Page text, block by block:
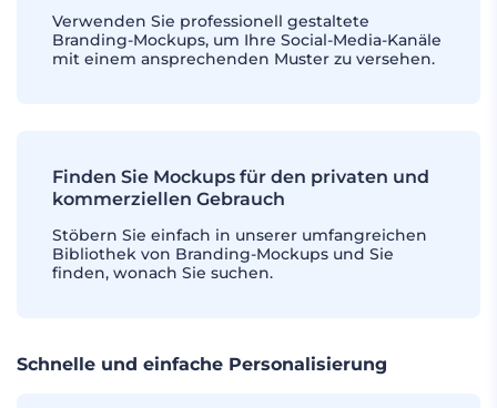
Verwenden Sie professionell gestaltete
Branding-Mockups, um Ihre Social-Media-Kanäle
mit einem ansprechenden Muster zu versehen.
Finden Sie Mockups für den privaten und
kommerziellen Gebrauch
Stöbern Sie einfach in unserer umfangreichen
Bibliothek von Branding-Mockups und Sie
finden, wonach Sie suchen.
Schnelle und einfache Personalisierung